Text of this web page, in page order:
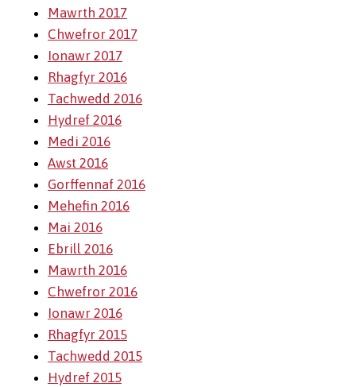
Mawrth 2017
Chwefror 2017
Ionawr 2017
Rhagfyr 2016
Tachwedd 2016
Hydref 2016
Medi 2016
Awst 2016
Gorffennaf 2016
Mehefin 2016
Mai 2016
Ebrill 2016
Mawrth 2016
Chwefror 2016
Ionawr 2016
Rhagfyr 2015
Tachwedd 2015
Hydref 2015